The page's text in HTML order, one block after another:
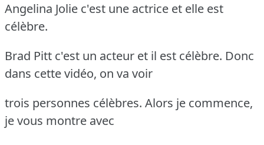
Angelina Jolie c'est une actrice et elle est
célèbre.
Brad Pitt c'est un acteur et il est célèbre. Donc
dans cette vidéo, on va voir
trois personnes célèbres. Alors je commence,
je vous montre avec